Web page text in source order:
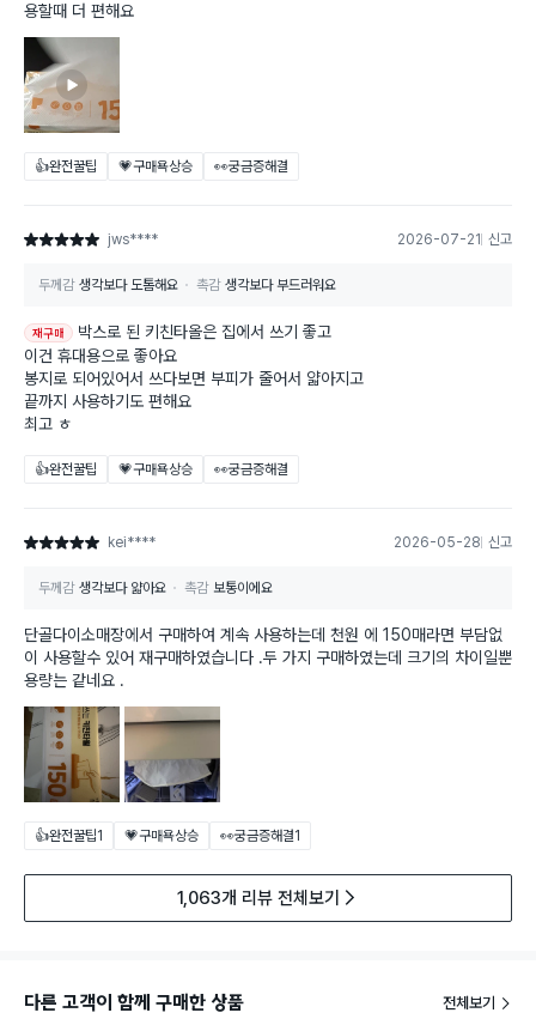
용할때 더 편해요
👍완전꿀팁 💗구매욕상승 👀궁금증해결
별점 5점 jws**** 2026-07-21 신고
두께감 생각보다 도톰해요 촉감 생각보다 부드러워요
재구매
박스로 된 키친타올은 집에서 쓰기 좋고
이건 휴대용으로 좋아요
봉지로 되어있어서 쓰다보면 부피가 줄어서 얇아지고
끝까지 사용하기도 편해요
최고 ㅎ
👍완전꿀팁 💗구매욕상승 👀궁금증해결
별점 5점 kei**** 2026-05-28 신고
두께감 생각보다 얇아요 촉감 보통이에요
단골다이소매장에서 구매하여 계속 사용하는데 천원 에 150매라면 부담없
이 사용할수 있어 재구매하였습니다 .두 가지 구매하였는데 크기의 차이일뿐
용량는 같네요 .
👍완전꿀팁1 💗구매욕상승 👀궁금증해결1
1,063개 리뷰 전체보기
다른 고객이 함께 구매한 상품 전체보기